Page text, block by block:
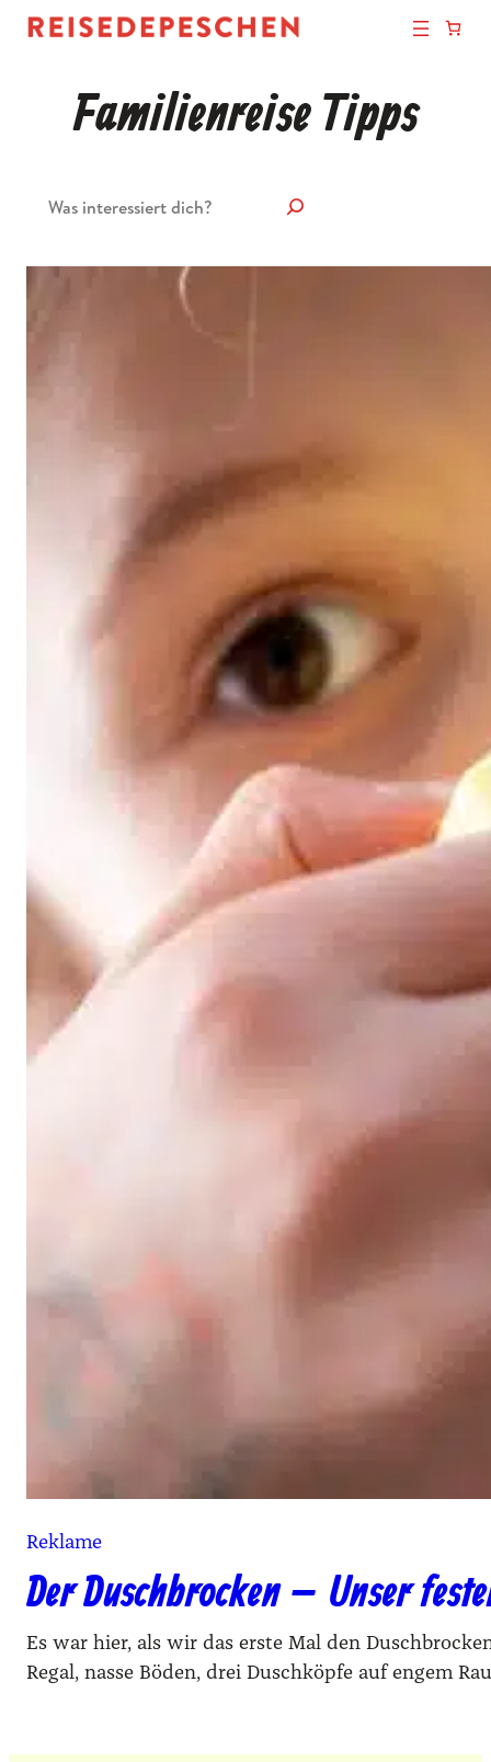
Familienreise Tipps
Reklame
Der Duschbrocken – Unser
Es war hier, als wir das erste Mal den
Regal, nasse Böden, drei Duschköpfe auf engem